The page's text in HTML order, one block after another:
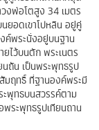
งพ่อโตสูง 34 เมตร
ยอดเขาโปหลิน อยู่คู่
ค์พระนั่งอยู่บนฐาน
ไว้บนตัก พระเนตร
ถัน เป็นพระพุทธรูป
มฤทธิ์ ที่ฐานองค์พระมี
ะพุทธบนสวรรค์ตาม
พระพุทธรูปเทียนถาน